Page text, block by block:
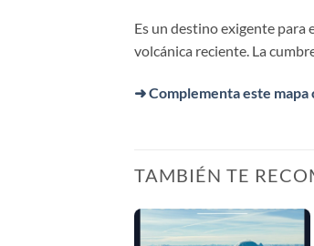
Es un destino exigente
volcánica reciente. La
➜ Complementa este mapa
TAMBIÉN TE